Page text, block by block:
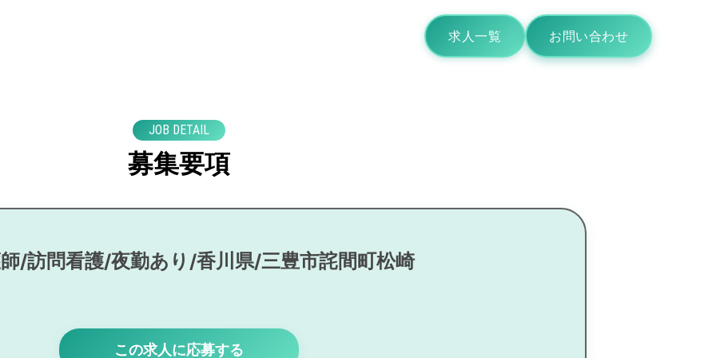
求人一覧 お問い合わせ
JOB DETAIL
募集要項
/訪問看護/夜勤あり/香川県/三豊市詫間町松崎
この求人に応募する